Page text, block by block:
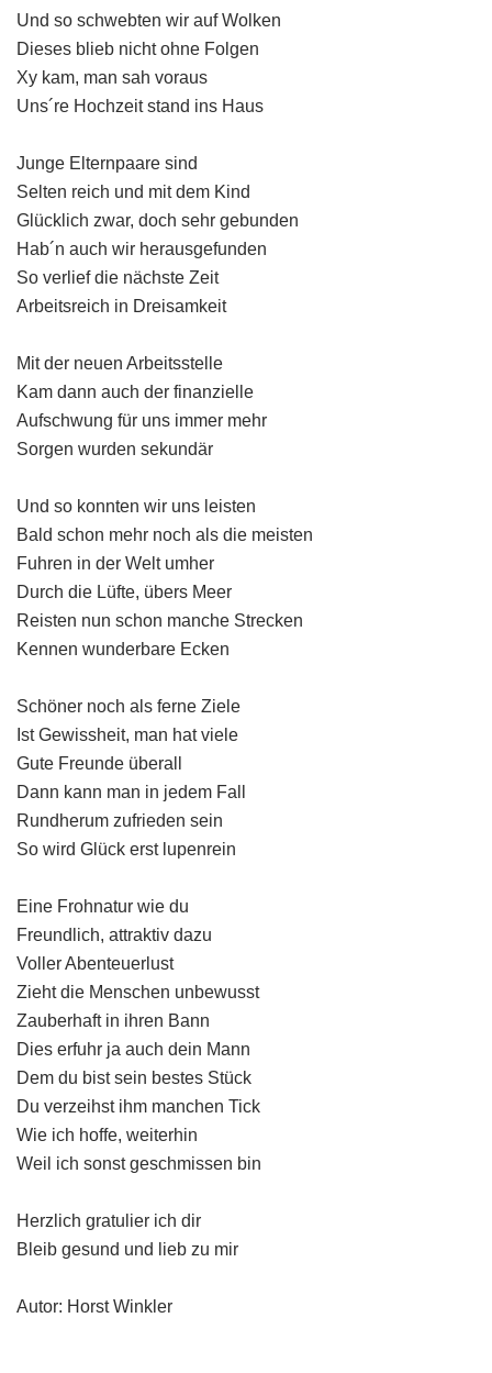
Und so schwebten wir auf Wolken
Dieses blieb nicht ohne Folgen
Xy kam, man sah voraus
Uns´re Hochzeit stand ins Haus
Junge Elternpaare sind
Selten reich und mit dem Kind
Glücklich zwar, doch sehr gebunden
Hab´n auch wir herausgefunden
So verlief die nächste Zeit
Arbeitsreich in Dreisamkeit
Mit der neuen Arbeitsstelle
Kam dann auch der finanzielle
Aufschwung für uns immer mehr
Sorgen wurden sekundär
Und so konnten wir uns leisten
Bald schon mehr noch als die meisten
Fuhren in der Welt umher
Durch die Lüfte, übers Meer
Reisten nun schon manche Strecken
Kennen wunderbare Ecken
Schöner noch als ferne Ziele
Ist Gewissheit, man hat viele
Gute Freunde überall
Dann kann man in jedem Fall
Rundherum zufrieden sein
So wird Glück erst lupenrein
Eine Frohnatur wie du
Freundlich, attraktiv dazu
Voller Abenteuerlust
Zieht die Menschen unbewusst
Zauberhaft in ihren Bann
Dies erfuhr ja auch dein Mann
Dem du bist sein bestes Stück
Du verzeihst ihm manchen Tick
Wie ich hoffe, weiterhin
Weil ich sonst geschmissen bin
Herzlich gratulier ich dir
Bleib gesund und lieb zu mir
Autor: Horst Winkler